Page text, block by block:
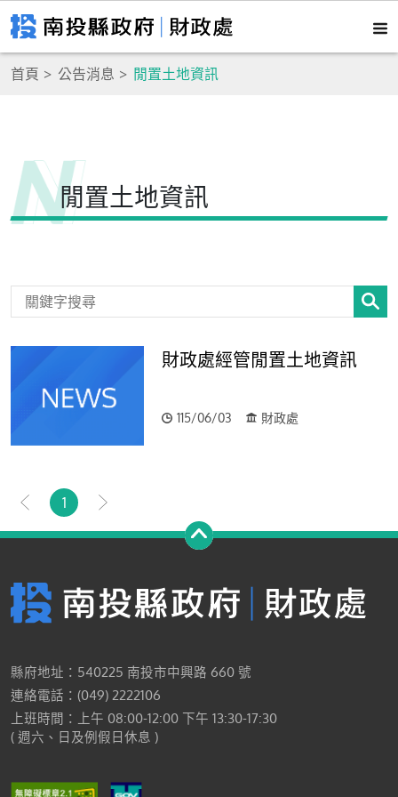
首頁 公告消息 閒置土地資訊
閒置土地資訊
財政處經管閒置土地資訊
115/06/03 財政處
1
縣府地址：540225 南投市中興路 660 號
連絡電話：(049) 2222106
上班時間：上午 08:00-12:00 下午 13:30-17:30
( 週六、日及例假日休息 )